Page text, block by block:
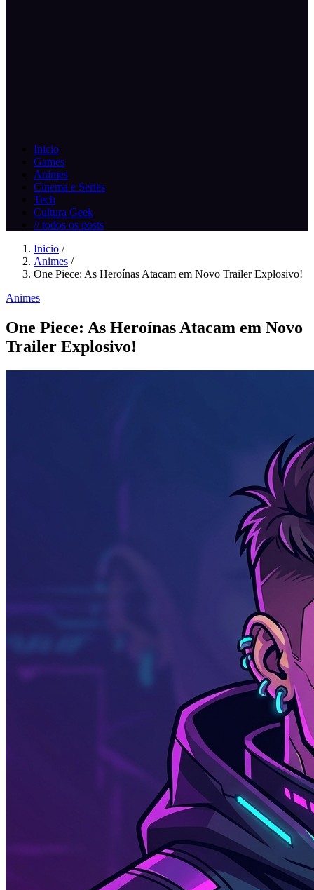
Inicio
Games
Animes
Cinema e Series
Tech
Cultura Geek
// todos os posts
Inicio /
Animes /
One Piece: As Heroínas Atacam em Novo Trailer Explosivo!
Animes
One Piece: As Heroínas Atacam em Novo
Trailer Explosivo!